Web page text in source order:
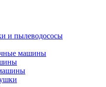
и пылеводососы
машины